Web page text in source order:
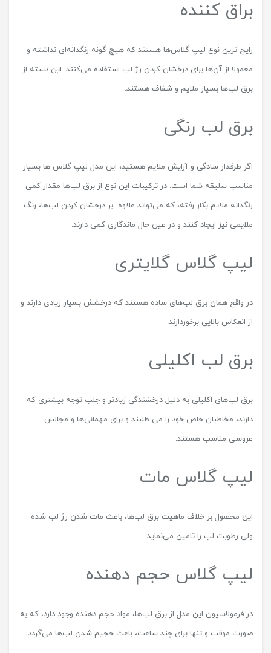
براق کننده
رایج ترین نوع لیپ گلاس‌ها هستند که هیچ گونه رنگدانه‌ای نداشته و
معمولا از آن‌ها برای درخشان کردن رژ لب استفاده می‌کنند. این دسته از
برق لب‌ها بسیار ملایم و شفاف هستند.
برق لب رنگی
اگر طرفدار سادگی و آرایش ملایم هستید، این مدل لیپ گلاس ها بسیار
مناسب سلیقه شما است. در ترکیبات این نوع از برق لب‌ها مقدار کمی
رنگدانه ملایم بکار رفته، که می‌تواند علاوه بر درخشان کردن لب‌ها، رنگ
ملایمی نیز ایجاد کنند و در عین حال ماندگاری کمی دارند.
لیپ گلاس گلایتری
در واقع همان برق لب‌های ساده هستند که درخشش بسیار زیادی دارند و
از انعکاس بالایی برخوردارند.
برق لب اکلیلی
برق لب‌های اکلیلی به دلیل درخشندگی زیادتر و جلب توجه بیشتری که
دارند، مخاطبان خاص خود را می طلبند و برای مهمانی‌ها و مجالس
عروسی مناسب هستند.
لیپ گلاس مات
این محصول بر خلاف ماهیت برق لب‌ها، باعث مات شدن رژ لب شده
ولی رطوبت لب را تامین می‌نماید.
لیپ گلاس حجم دهنده
در فرمولاسیون این مدل از برق لب‌ها، مواد حجم دهنده وجود دارد، که به
صورت موقت و تنها برای چند ساعت، باعث حجیم شدن لب‌ها می‌گردد.